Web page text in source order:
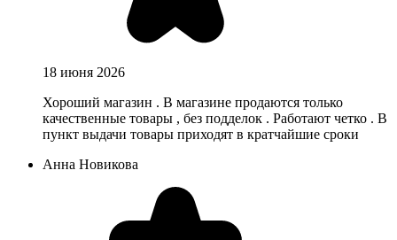
18 июня 2026
Хороший магазин . В магазине продаются только
качественные товары , без подделок . Работают четко . В
пункт выдачи товары приходят в кратчайшие сроки
Анна Новикова